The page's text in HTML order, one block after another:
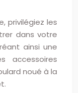
privilégiez les
dans votre
ainsi une
accessoires
noué à la